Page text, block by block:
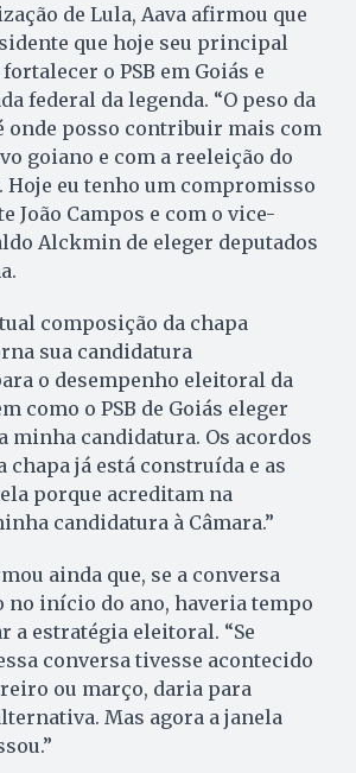
de Lula, Aava afirmou que
que hoje seu principal
o PSB em Goiás e
federal da legenda. “O peso da
onde posso contribuir mais com
goiano e com a reeleição do
Hoje eu tenho um compromisso
João Campos e com o vice-
Alckmin de eleger deputados
composição da chapa
sua candidatura
o desempenho eleitoral da
como o PSB de Goiás eleger
minha candidatura. Os acordos
chapa já está construída e as
porque acreditam na
candidatura à Câmara.”
ainda que, se a conversa
no início do ano, haveria tempo
a estratégia eleitoral. “Se
conversa tivesse acontecido
ou março, daria para
Mas agora a janela